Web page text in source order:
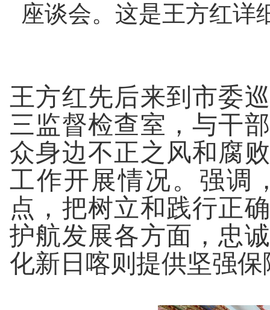
座谈会。这是王方红详
王方红先后来到市委
三监督检查室，与干
众身边不正之风和腐
工作开展情况。强调
点，把树立和践行正
护航发展各方面，忠
化新日喀则提供坚强保